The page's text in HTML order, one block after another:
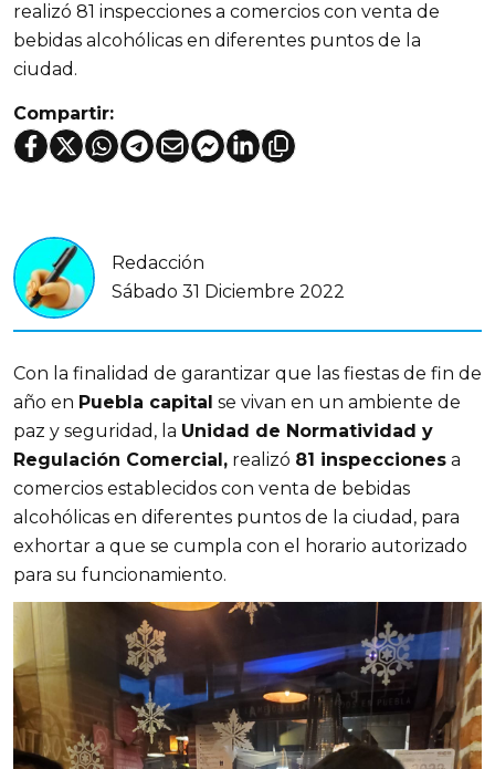
realizó 81 inspecciones a comercios con venta de
bebidas alcohólicas en diferentes puntos de la
ciudad.
Compartir:
Redacción
Sábado 31 Diciembre 2022
Con la finalidad de garantizar que las fiestas de fin de
año en Puebla capital se vivan en un ambiente de
paz y seguridad, la Unidad de Normatividad y
Regulación Comercial, realizó 81 inspecciones a
comercios establecidos con venta de bebidas
alcohólicas en diferentes puntos de la ciudad, para
exhortar a que se cumpla con el horario autorizado
para su funcionamiento.